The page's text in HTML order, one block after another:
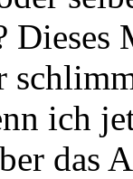
Dieses
ich
das